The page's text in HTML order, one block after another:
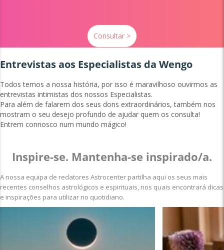
Consultar >
Entrevistas aos Especialistas da Wengo
Todos temos a nossa história, por isso é maravilhoso ouvirmos as
entrevistas intimistas dos nossos Especialistas.
Para além de falarem dos seus dons extraordinários, também nos
mostram o seu desejo profundo de ajudar quem os consulta!
Entrem connosco num mundo mágico!
Inspire-se. Mantenha-se inspirado/a.
A nossa equipa de redatores Astrocenter partilha aqui os seus mais
recentes conselhos astrológicos e espirituais, nos quais encontrará dicas
e inspirações para utilizar no quotidiano.